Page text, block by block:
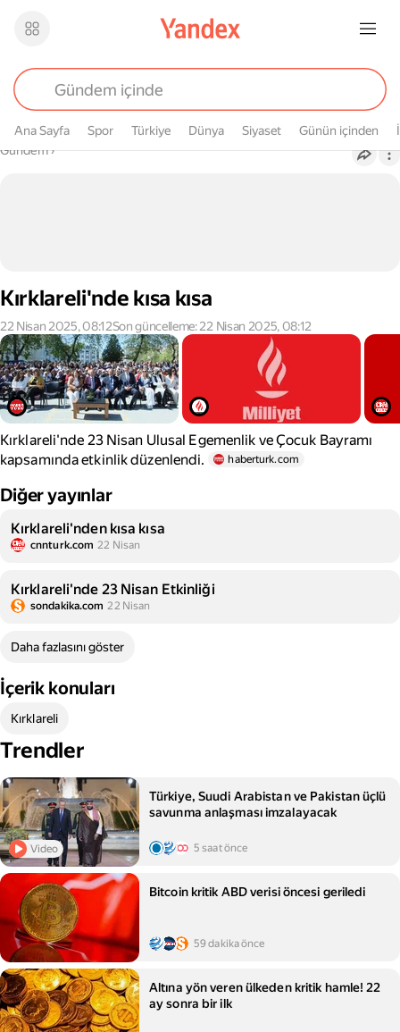
Ana Sayfa Spor Türkiye Dünya Siyaset Günün içinden
Buradasın
Gündem›
Kırklareli'nde kısa kısa
22 Nisan 2025, 08:12Son güncelleme: 22 Nisan 2025, 08:12
Kırklareli'nde 23 Nisan Ulusal Egemenlik ve Çocuk Bayramı
kapsamında etkinlik düzenlendi.
haberturk.com
Diğer yayınlar
Kırklareli'nden kısa kısa
cnnturk.com 22 Nisan
Kırklareli'nde 23 Nisan Etkinliği
sondakika.com 22 Nisan
Daha fazlasını göster
İçerik konuları
Kırklareli
Trendler
Video
Türkiye, Suudi Arabistan ve Pakistan üçlü
savunma anlaşması imzalayacak
5 saat önce
Bitcoin kritik ABD verisi öncesi geriledi
59 dakika önce
Altına yön veren ülkeden kritik hamle! 22
ay sonra bir ilk